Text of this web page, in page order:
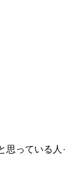
思っている人